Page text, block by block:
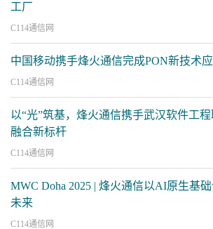
工厂
C114通信网
中国移动携手烽火通信完成PON新技术
C114通信网
以“光”筑基，烽火通信携手武汉软件工
融合新标杆
C114通信网
MWC Doha 2025 | 烽火通信以AI原生基
未来
C114通信网